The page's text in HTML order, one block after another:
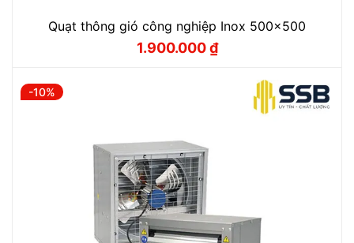
Quạt thông gió công nghiệp Inox 500x500
Giá
1.900.000₫
Giá
-10%